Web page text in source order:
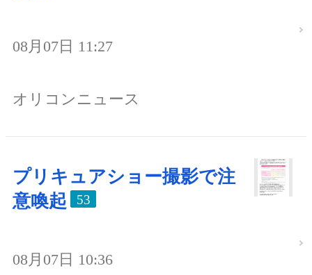
08月07日 11:27
オリコンニュース
プリキュアショー撮影で注
意喚起
53
08月07日 10:36